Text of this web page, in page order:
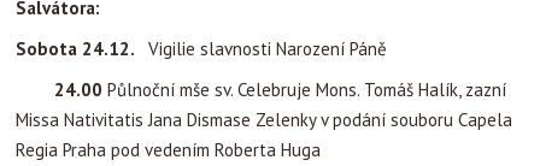
Salvátora:
Sobota 24.12.
Vigilie slavnosti Narození Páně
24.00 Půlnoční mše sv. Celebruje Mons. Tomáš Halík, zazní
Missa Nativitatis Jana Dismase Zelenky v podání souboru Capela
Regia Praha pod vedením Roberta Huga